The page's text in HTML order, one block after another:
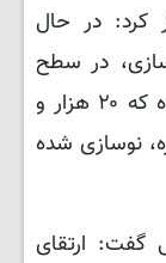
کرد: در حال
نوسازی، در سطح
شهرستان‌های آذربایجان‌غربی صادر شده که ۲۰ هزار و
نوسازی شده
گفت: ارتقای